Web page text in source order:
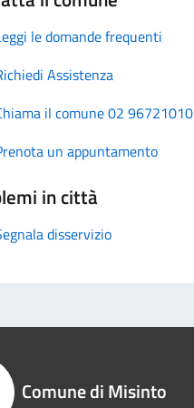
le domande frequenti
Assistenza
il comune 02 96721010
un appuntamento
in città
disservizio
Comune di Misinto